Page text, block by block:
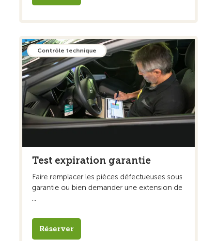
Contrôle technique
Test expiration garantie
Faire remplacer les pièces défectueuses sous
garantie ou bien demander une extension de
...
Réserver